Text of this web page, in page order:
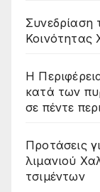
Συνεδρίαση
Κοινότητας
Η
κατά των
σε πέντε
Προτάσεις
λιμανιού
τσιμέντων